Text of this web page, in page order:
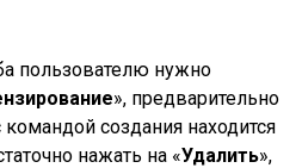
пользователю нужно
», предварительно
создания находится
нажать на «Удалить»,